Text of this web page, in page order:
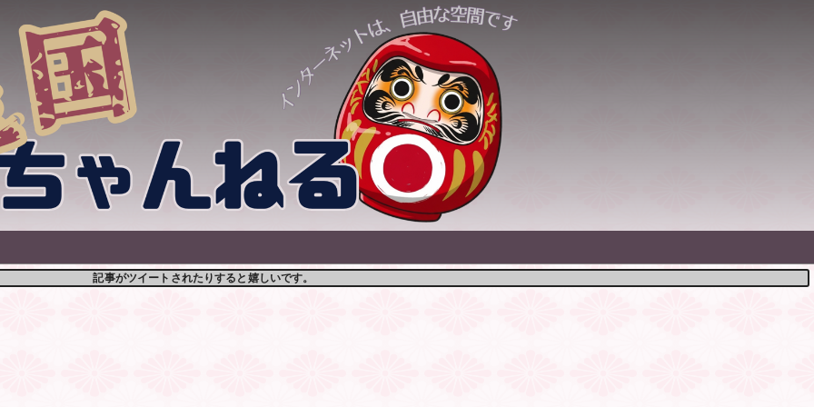
記事がツイートされたりすると嬉しいです。